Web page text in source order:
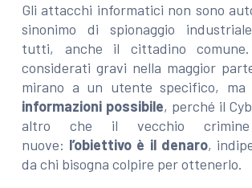
Gli attacchi informatici non sono
sinonimo di spionaggio
tutti, anche il cittadino
considerati gravi nella maggior
mirano a un utente specifico, ma
informazioni possibile, perché il
altro che il vecchio
nuove: l’obiettivo è il denaro,
da chi bisogna colpire per ottenerlo.